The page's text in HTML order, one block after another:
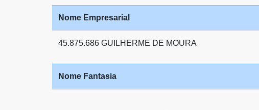
Nome Empresarial
45.875.686 GUILHERME DE MOURA
Nome Fantasia